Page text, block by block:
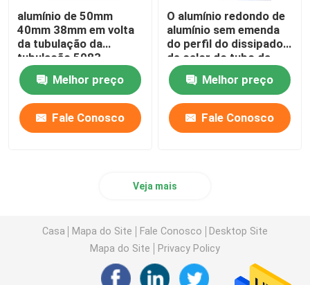
alumínio de 50mm
40mm 38mm em volta
da tubulação da
tubulação 5083
flanges T5 7075 T6
para a tubulação de
óleo
Melhor preço
Fale Conosco
O alumínio redondo de
alumínio sem emenda
do perfil do dissipador
de calor do tubo da
tubulação expulsou
25mm serrilhados
45mm 70mm
Melhor preço
Fale Conosco
Veja mais
Casa Mapa do Site Fale Conosco
Desktop Site
Mapa do Site
Privacy Policy